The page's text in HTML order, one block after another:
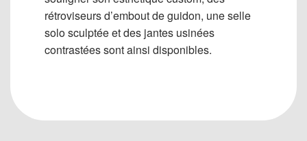
rétroviseurs d’embout de guidon, une selle
solo sculptée et des jantes usinées
contrastées sont ainsi disponibles.